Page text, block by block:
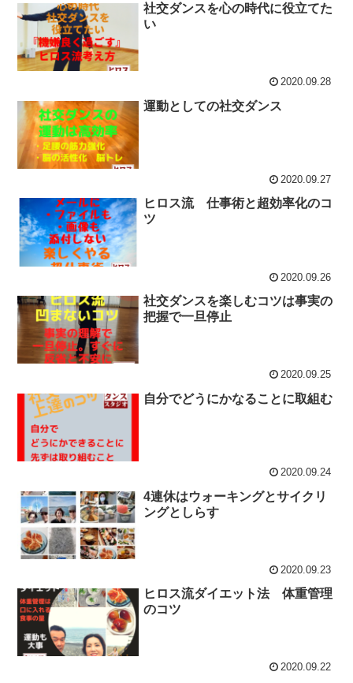
社交ダンスを心の時代に役立てた
い
2020.09.28
運動としての社交ダンス
2020.09.27
ヒロス流 仕事術と超効率化のコ
ツ
2020.09.26
社交ダンスを楽しむコツは事実の
把握で一旦停止
2020.09.25
自分でどうにかなることに取組む
2020.09.24
4連休はウォーキングとサイクリ
ングとしらす
2020.09.23
ヒロス流ダイエット法 体重管理
のコツ
2020.09.22